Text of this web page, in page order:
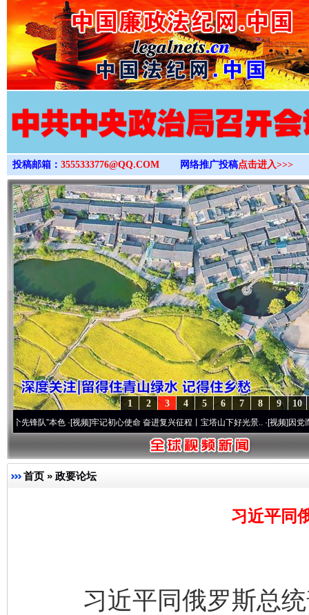
>
投稿邮箱： 3555333776@QQ.COM 网络推广投稿点击进入>>>
10
9
8
7
6
5
4
3
2
1
”本色·[视频]牢记初心使命 奋进复兴征程丨宝塔山下好光景..·[视频]因党而生 为党
首页 » 政要论坛
习近平同
习近平同俄罗斯总统